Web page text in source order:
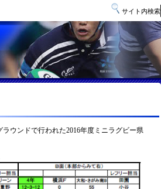
サイト内検索